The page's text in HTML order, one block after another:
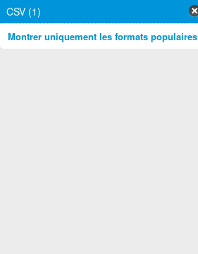
CSV (1)
Montrer uniquement les formats populaires